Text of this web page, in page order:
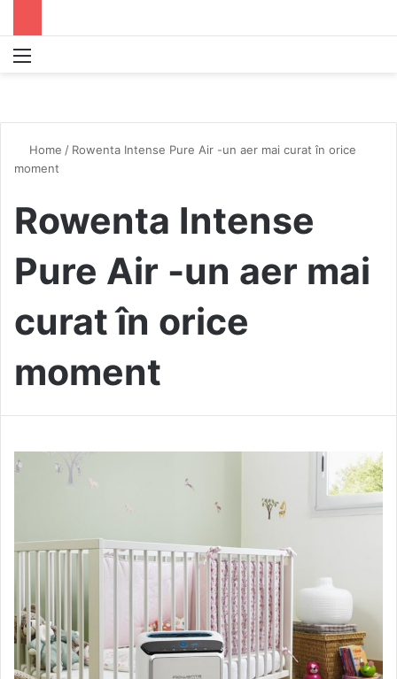
Home / Rowenta Intense Pure Air -un aer mai curat în orice
moment
Rowenta Intense
Pure Air -un aer mai
curat în orice
moment